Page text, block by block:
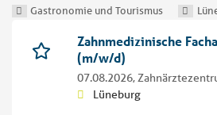
Gastronomie und Tourismus
Zahnmedizinische
(m/w/d)
07.08.2026,
Lüneburg